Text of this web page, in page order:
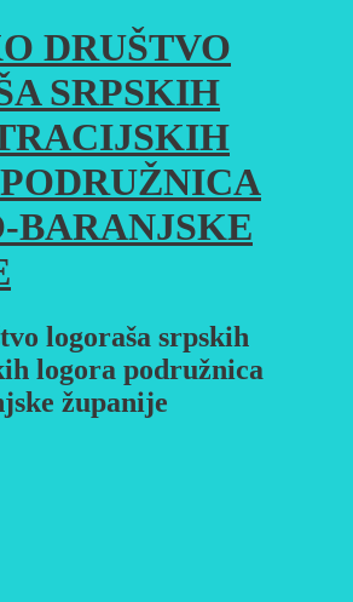
DRUŠTVO
SRPSKIH
BARANJSKE
logoraša srpskih
logora podružnica
županije